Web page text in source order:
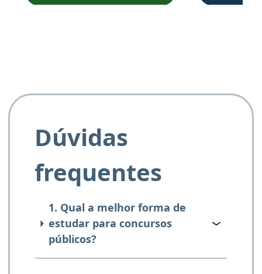
Dúvidas
frequentes
1. Qual a melhor forma de
estudar para concursos
públicos?